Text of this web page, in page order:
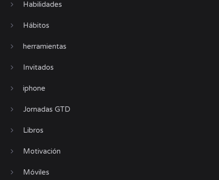
Habilidades
Hábitos
herramientas
Invitados
iphone
Jornadas GTD
Libros
Motivación
Móviles